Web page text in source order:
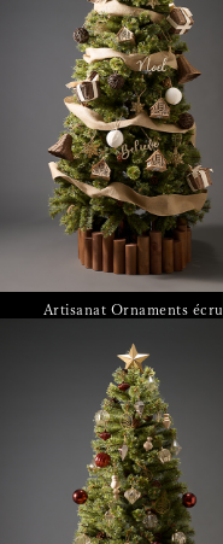
Artisanat Ornaments écru